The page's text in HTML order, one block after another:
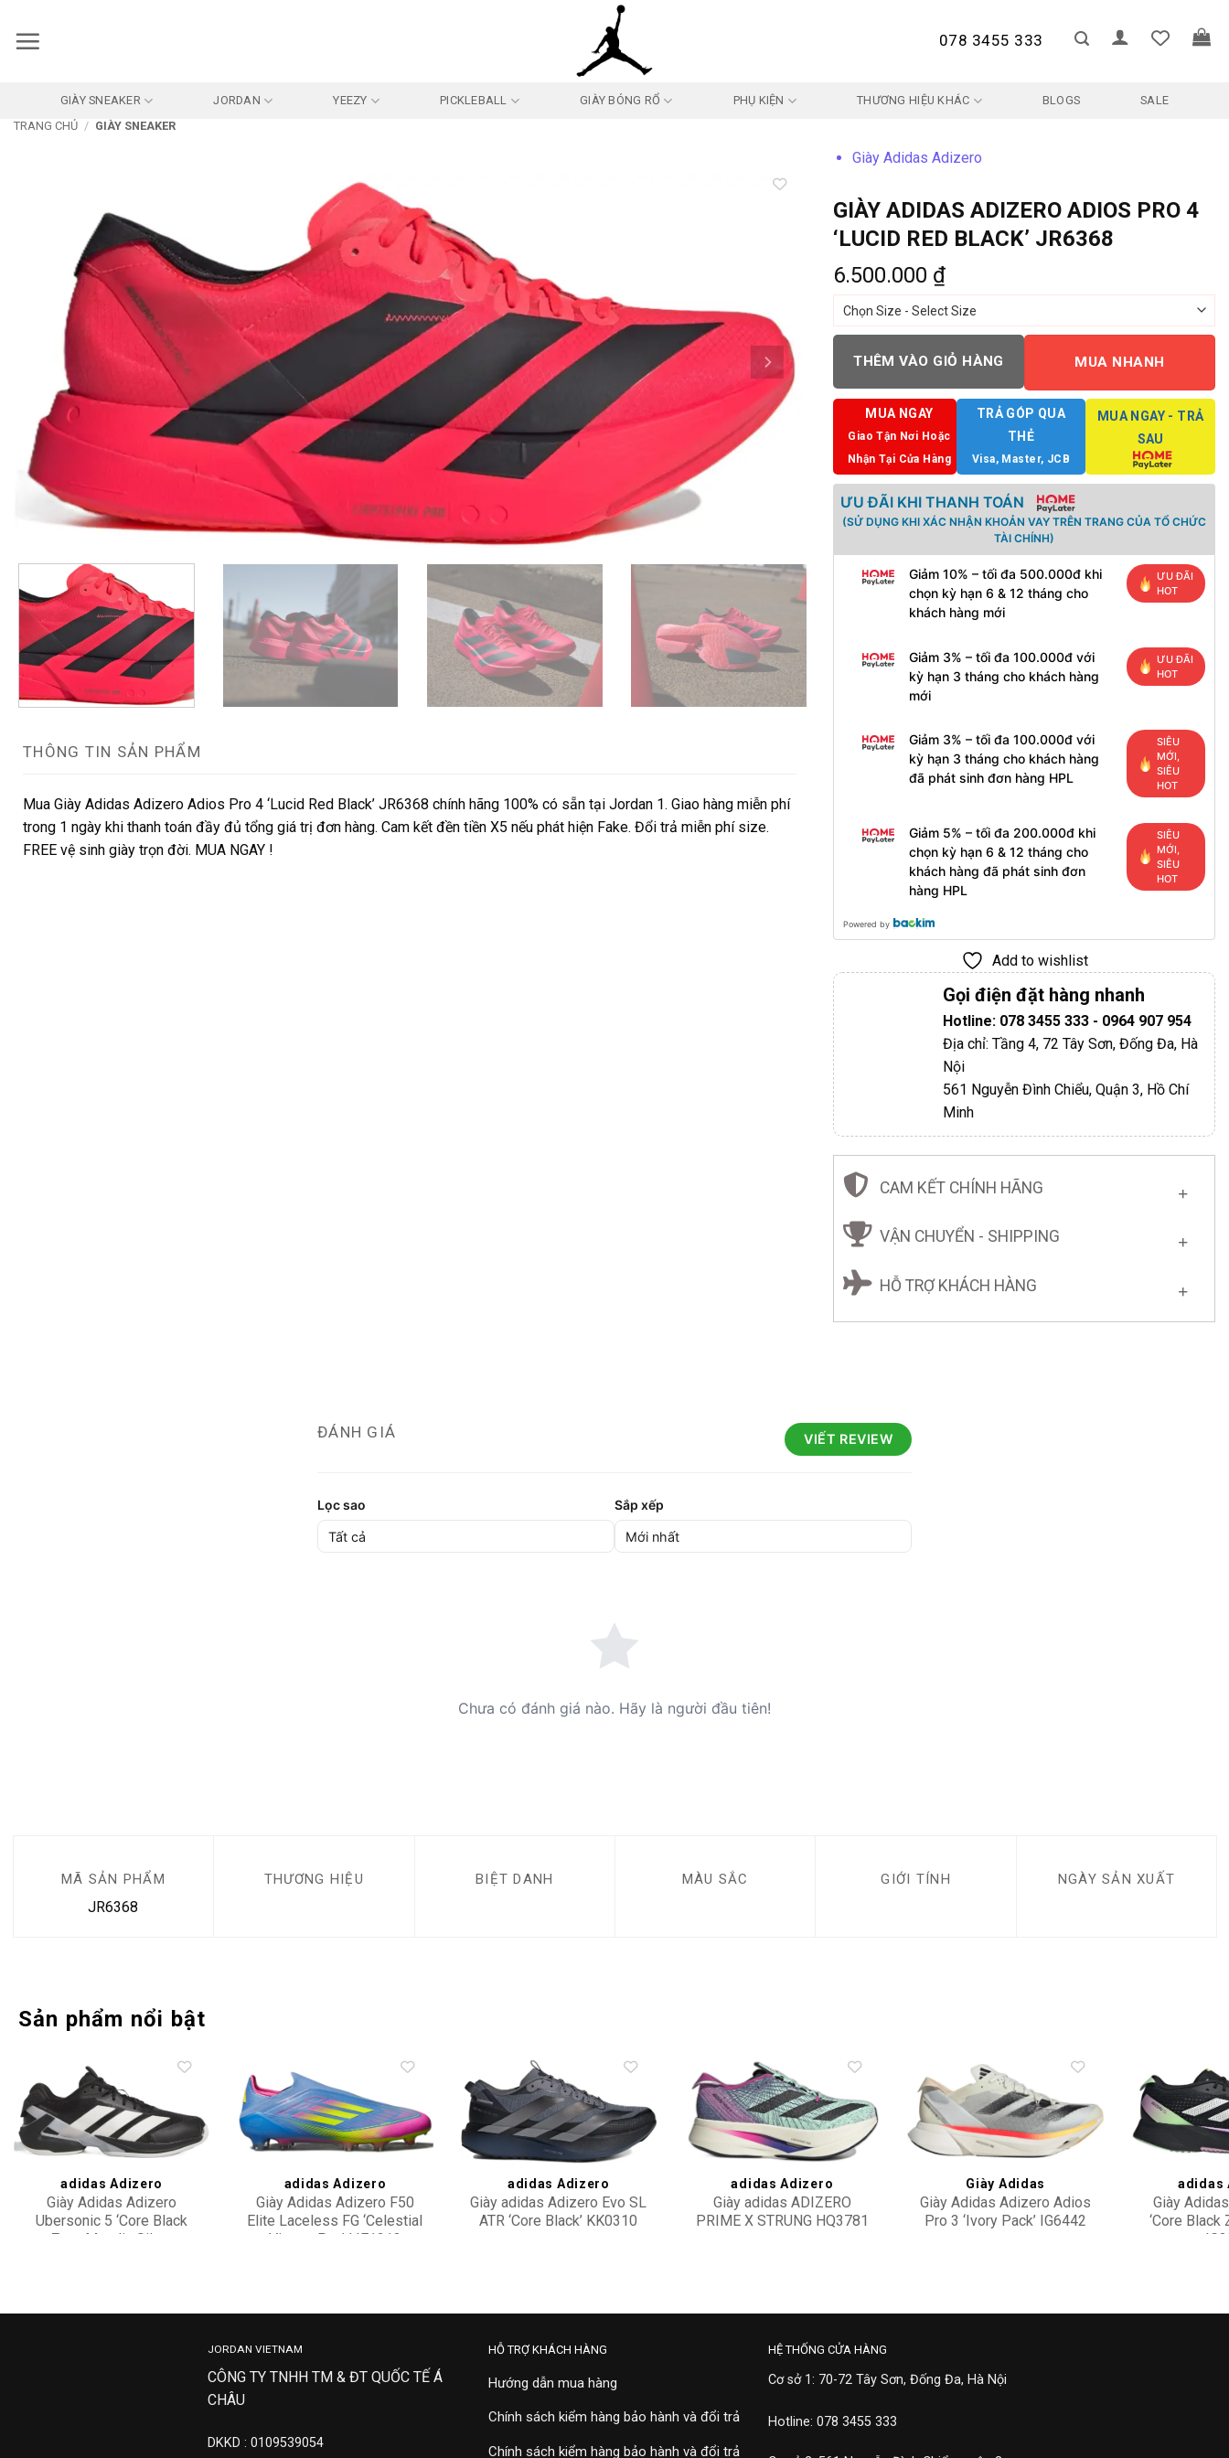
qua
078 3455 333
GIÀY SNEAKER JORDAN YEEZY PICKLEBALL GIÀY BÓNG RỔ PHỤ KIỆN THƯƠNG HIỆU KHÁC BLOGS
SALE
TRANG CHỦ / GIÀY SNEAKER
THÔNG TIN SẢN PHẨM
Mua Giày Adidas Adizero Adios Pro 4 ‘Lucid Red Black’ JR6368 chính hãng 100% có sẵn tại Jordan 1. Giao hàng miễn phí
trong 1 ngày khi thanh toán đầy đủ tổng giá trị đơn hàng. Cam kết đền tiền X5 nếu phát hiện Fake. Đổi trả miễn phí size.
FREE vệ sinh giày trọn đời. MUA NGAY !
Giày Adidas Adizero
GIÀY ADIDAS ADIZERO ADIOS PRO 4
‘LUCID RED BLACK’ JR6368
6.500.000 ₫
THÊM VÀO GIỎ HÀNG MUA NHANH
MUA NGAY
Giao Tận Nơi Hoặc
Nhận Tại Cửa Hàng
TRẢ GÓP QUA
THẺ
Visa, Master, JCB
MUA NGAY - TRẢ
SAU
ƯU ĐÃI KHI THANH TOÁN
(SỬ DỤNG KHI XÁC NHẬN KHOẢN VAY TRÊN TRANG CỦA TỔ CHỨC
TÀI CHÍNH)
Giảm 10% – tối đa 500.000đ khi
chọn kỳ hạn 6 & 12 tháng cho
khách hàng mới
ƯU ĐÃI
HOT
Giảm 3% – tối đa 100.000đ với
kỳ hạn 3 tháng cho khách hàng
mới
ƯU ĐÃI
HOT
Giảm 3% – tối đa 100.000đ với
kỳ hạn 3 tháng cho khách hàng
đã phát sinh đơn hàng HPL
SIÊU
MỚI,
SIÊU
HOT
Giảm 5% – tối đa 200.000đ khi
chọn kỳ hạn 6 & 12 tháng cho
khách hàng đã phát sinh đơn
hàng HPL
SIÊU
MỚI,
SIÊU
HOT
Powered by
Add to wishlist
Gọi điện đặt hàng nhanh
Hotline: 078 3455 333 - 0964 907 954
Địa chỉ: Tầng 4, 72 Tây Sơn, Đống Đa, Hà
Nội
561 Nguyễn Đình Chiểu, Quận 3, Hồ Chí
Minh
CAM KẾT CHÍNH HÃNG
VẬN CHUYỂN - SHIPPING
HỖ TRỢ KHÁCH HÀNG
ĐÁNH GIÁ VIẾT REVIEW
Lọc sao Sắp xếp
Chưa có đánh giá nào. Hãy là người đầu tiên!
MÃ SẢN PHẨM
JR6368
THƯƠNG HIỆU BIỆT DANH MÀU SẮC GIỚI TÍNH NGÀY SẢN XUẤT
Sản phẩm nổi bật
Add to
wishlist
adidas Adizero
Giày Adidas Adizero
Ubersonic 5 ‘Core Black
Zero Metalic Silver
Add to
wishlist
adidas Adizero
Giày Adidas Adizero F50
Elite Laceless FG ‘Celestial
Victory Pack’ IE1213
Add to
wishlist
adidas Adizero
Giày adidas Adizero Evo SL
ATR ‘Core Black’ KK0310
Add to
wishlist
adidas Adizero
Giày adidas ADIZERO
PRIME X STRUNG HQ3781
Add to
wishlist
Giày Adidas
Giày Adidas Adizero Adios
Pro 3 ‘Ivory Pack’ IG6442
adidas
Giày
‘Core Black
JORDAN VIETNAM
CÔNG TY TNHH TM & ĐT QUỐC TẾ Á
CHÂU
DKKD : 0109539054
HỖ TRỢ KHÁCH HÀNG
Hướng dẫn mua hàng
Chính sách kiểm hàng bảo hành và đổi trả
Chính sách kiểm hàng bảo hành và đổi trả
HỆ THỐNG CỬA HÀNG
Cơ sở 1: 70-72 Tây Sơn, Đống Đa, Hà Nội
Hotline: 078 3455 333